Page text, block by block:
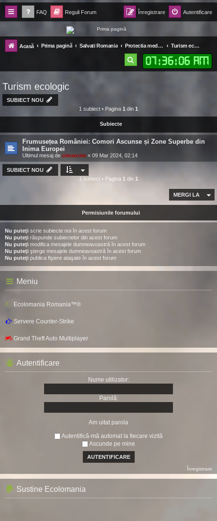
FAQ Reguli Forum Autentificare
Înregistrare
Forum Ecolomania™®
-= Idei pentru viitor =-
Acasă Prima pagină Salvati Romania Protectia mediului Turism ecologic
07:36:07 AM
ă
Turism ecologic
SUBIECT NOU
1 subiect • Pagina 1 din 1
Subiecte
Frumusețea României: Comori Ascunse și Zone Superbe din
Inima Europei
Ultimul mesaj de cimaxcim « 09 Mar 2024, 02:14
SUBIECT NOU
1 subiect • Pagina 1 din 1
MERGI LA
Permisiunile forumului
Nu puteţi scrie subiecte noi în acest forum
Nu puteţi răspunde subiectelor din acest forum
Nu puteţi modifica mesajele dumneavoastră în acest forum
Nu puteţi şterge mesajele dumneavoastră în acest forum
Nu puteţi publica fişiere ataşate în acest forum
Meniu
Ecolomania Romania™®
Servere Counter-Strike
Grand Theft Auto Multiplayer
Autentificare
Nume utilizator:
Parolă:
Am uitat parola
Autentifică-mă automat la fiecare vizită
Ascunde pe mine
Înregistrare
Sustine Ecolomania